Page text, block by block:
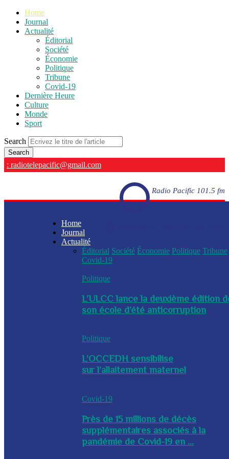
Home
Journal
Actualité
Éditorial
Société
Économie
Politique
Tribune
Covid-19
Dernière Heure
Culture
Monde
Sport
Search
: radiotelepacific@gmail.com
Radio Pacific 101.5 fm
Home
Journal
Actualité
Éditorial Société Économie Politique Tribune
Covid-19
Politique
L’ULCC lance la deuxième édition
son école d’été anticorruption
Politique
L’OCCEDH sensibilise
sur l’allaitement maternel
Covid-19
Près de 15 millions de décès
supplémentaires associés à la
pandémie de Covid-19 en ...